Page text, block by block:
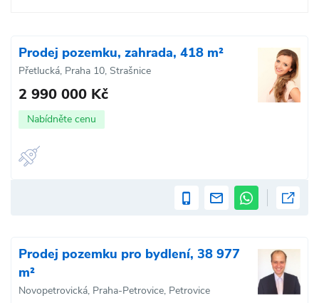
Prodej pozemku, zahrada, 418 m²
Přetlucká, Praha 10, Strašnice
2 990 000 Kč
Nabídněte cenu
Prodej pozemku pro bydlení, 38 977
m²
Novopetrovická, Praha-Petrovice, Petrovice